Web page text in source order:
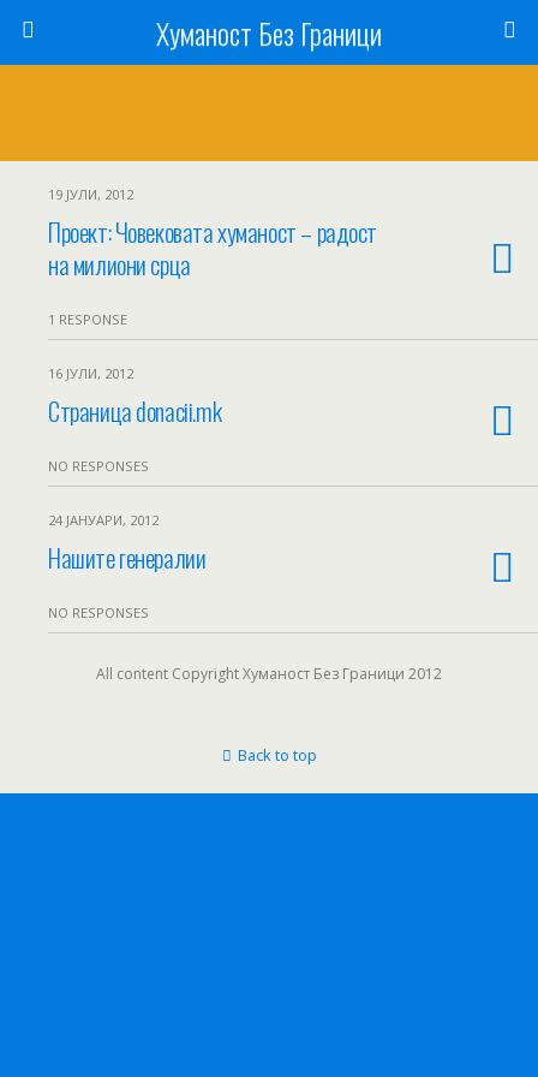
Хуманост Без Граници
19 ЈУЛИ, 2012
Проект: Човековата хуманост – радост
на милиони срца
1 RESPONSE
16 ЈУЛИ, 2012
Страница donacii.mk
NO RESPONSES
24 ЈАНУАРИ, 2012
Нашите генералии
NO RESPONSES
All content Copyright Хуманост Без Граници 2012
Back to top